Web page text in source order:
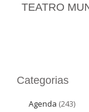
TEATRO
Categorias
Agenda (243)